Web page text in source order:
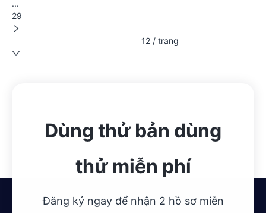
...
29
12 / trang
Dùng thử bản dùng
thử miễn phí
Đăng ký ngay để nhận 2 hồ sơ miễn